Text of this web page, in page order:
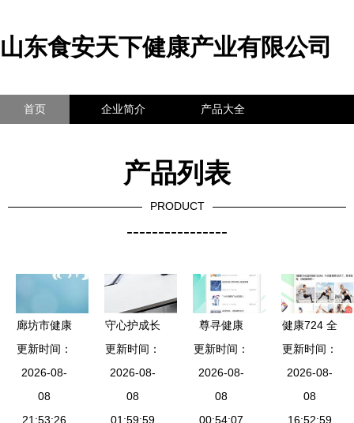
山东食安天下健康产业有限公司
首页 企业简介 产品大全
产品列表
PRODUCT
----------------
廊坊市健康
扶贫政策明
白卡，助您
无忧看诊
更新时间：
2026-08-
08
21:53:26
守心护成长
濮阳市第八
中学家校社
联动打造公
益心理咨询
更新时间：
2026-08-
08
01:59:59
尊寻健康
v1.0.12安
卓版下载指
南——专业
健康咨询触
更新时间：
2026-08-
08
00:54:07
健康724 全
天候的健康
管护专家
更新时间：
2026-08-
08
16:52:59